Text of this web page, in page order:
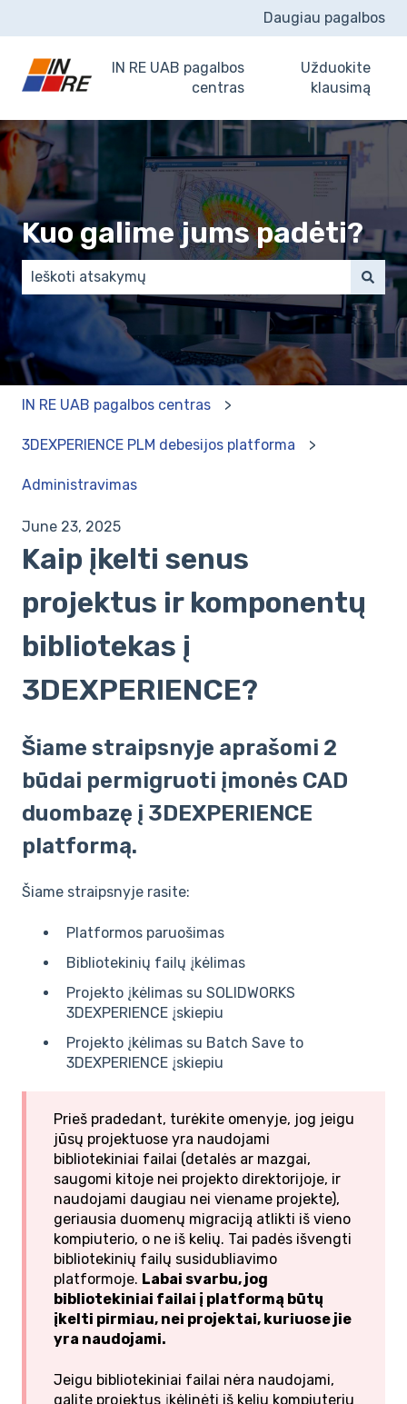
Daugiau pagalbos
IN RE UAB pagalbos
centras
Užduokite
klausimą
Kuo galime jums padėti?
There are no suggestions because the search field
IN RE UAB pagalbos centras
3DEXPERIENCE PLM debesijos platforma
Administravimas
June 23, 2025
Kaip įkelti senus
projektus ir komponentų
bibliotekas į
3DEXPERIENCE?
Šiame straipsnyje aprašomi 2
būdai permigruoti įmonės CAD
duombazę į 3DEXPERIENCE
platformą.
Šiame straipsnyje rasite:
Platformos paruošimas
Bibliotekinių failų įkėlimas
Projekto įkėlimas su SOLIDWORKS
3DEXPERIENCE įskiepiu
Projekto įkėlimas su Batch Save to
3DEXPERIENCE įskiepiu
Prieš pradedant, turėkite omenyje, jog jeigu
jūsų projektuose yra naudojami
bibliotekiniai failai (detalės ar mazgai,
saugomi kitoje nei projekto direktorijoje, ir
naudojami daugiau nei viename projekte),
geriausia duomenų migraciją atlikti iš vieno
kompiuterio, o ne iš kelių. Tai padės išvengti
bibliotekinių failų susidubliavimo
platformoje. Labai svarbu, jog
bibliotekiniai failai į platformą būtų
įkelti pirmiau, nei projektai, kuriuose jie
yra naudojami.
Jeigu bibliotekiniai failai nėra naudojami,
galite projektus įkėlinėti iš kelių kompiuterių